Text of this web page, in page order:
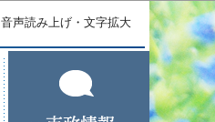
音声読み上げ・文字拡大